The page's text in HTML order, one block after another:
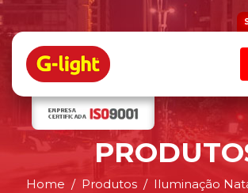
Home Produtos
Iluminação